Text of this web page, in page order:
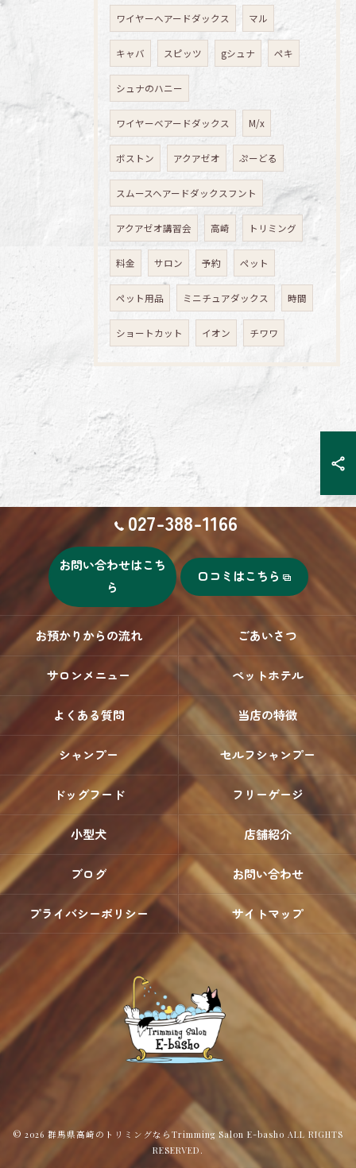
ワイヤーへアードダックス マル
キャバ スピッツ gシュナ ペキ
シュナのハニー
ワイヤーベアードダックス M/x
ボストン アクアゼオ ぷーどる
スムースヘアードダックスフント
アクアゼオ講習会 高崎 トリミング
料金 サロン 予約 ペット
ペット用品 ミニチュアダックス 時間
ショートカット イオン チワワ
027-388-1166
お問い合わせはこち
ら
口コミはこちら
お預かりからの流れ ごあいさつ
サロンメニュー ペットホテル
よくある質問 当店の特徴
シャンプー セルフシャンプー
ドッグフード フリーゲージ
小型犬 店舗紹介
ブログ お問い合わせ
プライバシーポリシー サイトマップ
© 2026 群馬県高崎のトリミングならTrimming Salon E-basho ALL RIGHTS
RESERVED.